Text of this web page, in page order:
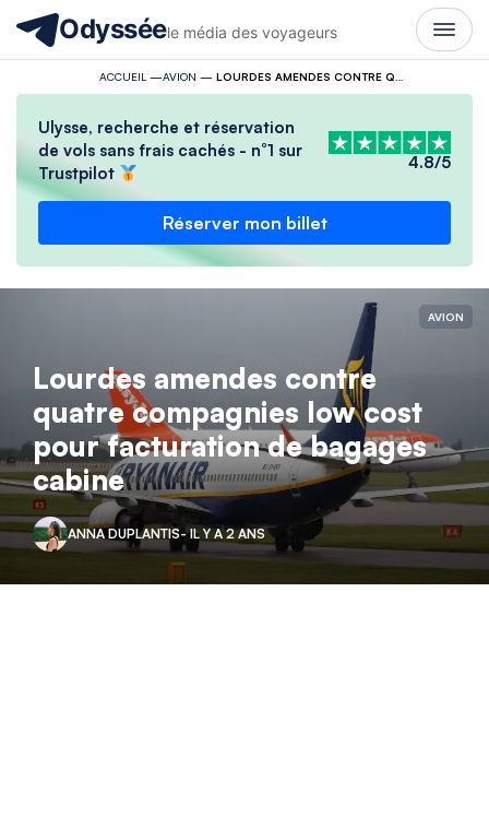
Odysséele média des voyageurs
ACCUEIL —AVION —
Ulysse, recherche et réservation
de vols sans frais cachés - n°1 sur
Trustpilot
4.8/5
Réserver mon billet
AVION
Lourdes amendes contre
quatre compagnies low cost
pour facturation de bagages
cabine
ANNA DUPLANTIS- IL Y A 2 ANS